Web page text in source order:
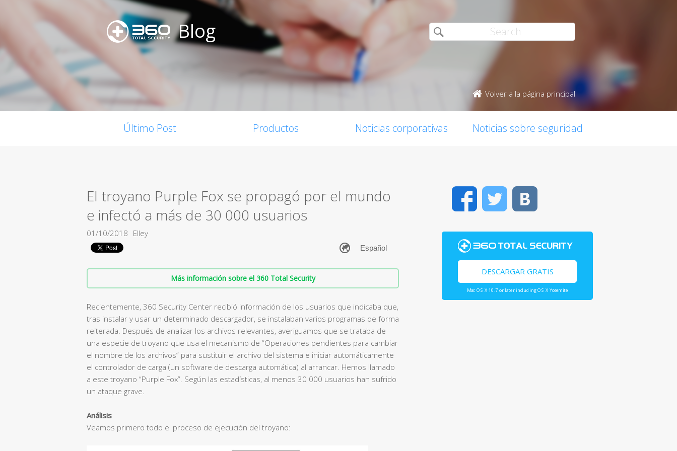
Blog
Volver a la página principal
Último Post Productos Noticias corporativas Noticias sobre seguridad
El troyano Purple Fox se propagó por el mundo
e infectó a más de 30 000 usuarios
01/10/2018 Elley
Más información sobre el 360 Total Security
Recientemente, 360 Security Center recibió información de los usuarios que indicaba que,
tras instalar y usar un determinado descargador, se instalaban varios programas de forma
reiterada. Después de analizar los archivos relevantes, averiguamos que se trataba de
una especie de troyano que usa el mecanismo de “Operaciones pendientes para cambiar
el nombre de los archivos” para sustituir el archivo del sistema e iniciar automáticamente
el controlador de carga (un software de descarga automática) al arrancar. Hemos llamado
a este troyano “Purple Fox”. Según las estadísticas, al menos 30 000 usuarios han sufrido
un ataque grave.
Análisis
Veamos primero todo el proceso de ejecución del troyano:
FacebookTwitter
DESCARGAR GRATIS
Mac OS X 10.7 or later including OS X Yosemite